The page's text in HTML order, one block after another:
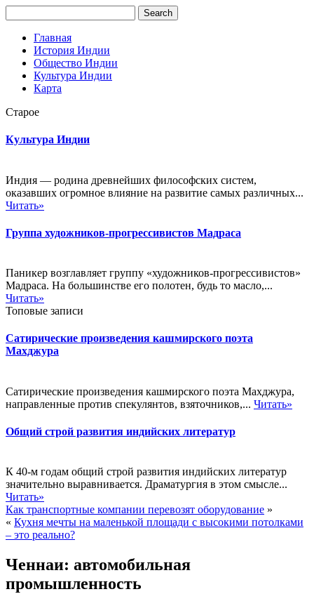
Главная
История Индии
Общество Индии
Культура Индии
Карта
Старое
Культура Индии
Индия — родина древнейших философских систем,
оказавших огромное влияние на развитие самых различных...
Читать»
Группа художников-прогрессивистов Мадраса
Паникер возглавляет группу «художников-прогрессивистов»
Мадраса. На большинстве его полотен, будь то масло,...
Читать»
Топовые записи
Сатирические произведения кашмирского поэта
Махджура
Сатирические произведения кашмирского поэта Махджура,
направленные против спекулянтов, взяточников,... Читать»
Общий строй развития индийских литератур
К 40-м годам общий строй развития индийских литератур
значительно выравнивается. Драматургия в этом смысле...
Читать»
Как транспортные компании перевозят оборудование »
« Кухня мечты на маленькой площади с высокими потолками
– это реально?
Ченнаи: автомобильная
промышленность